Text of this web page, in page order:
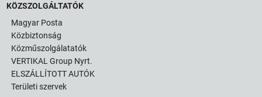
KÖZSZOLGÁLTATÓK
Magyar Posta
Közbiztonság
Közműszolgálatatók
VERTIKAL Group Nyrt.
ELSZÁLLÍTOTT AUTÓK
Területi szervek